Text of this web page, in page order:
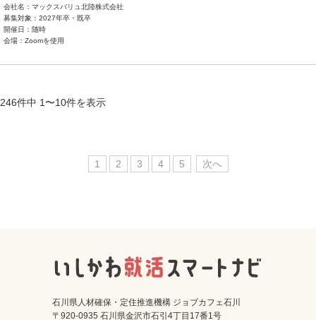
会社名：マックスバリュ北陸株式会社
募集対象：2027年卒・既卒
開催日：随時
会場：Zoomを使用
246件中 1〜10件を表示
1 2 3 4 5 次へ
石川県人材確保・定住推進機構 ジョブカフェ石川
〒920-0935 石川県金沢市石引4丁目17番1号